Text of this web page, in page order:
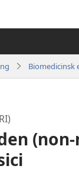
Biomedicinsk